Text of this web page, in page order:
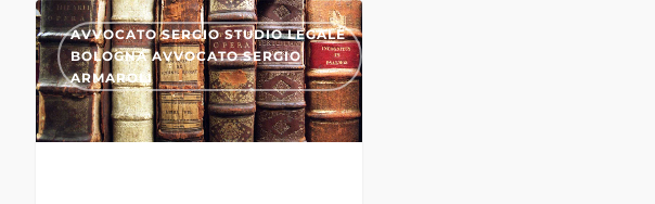
TRIBUNALE
BOLOGNA
AFFIDO
FIGLI
SEPARAZIONE
AVVOCATO SERGIO STUDIO LEGALE
BOLOGNA AVVOCATO SERGIO
ARMAROLI